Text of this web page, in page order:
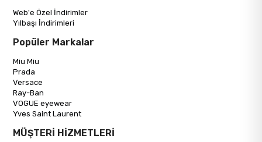
Web'e Özel İndirimler
Yılbaşı İndirimleri
Popüler Markalar
Miu Miu
Prada
Versace
Ray-Ban
VOGUE eyewear
Yves Saint Laurent
MÜŞTERİ HİZMETLERİ